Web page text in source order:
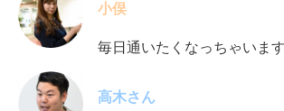
小俣
毎日通いたくなっちゃいま
高木さん